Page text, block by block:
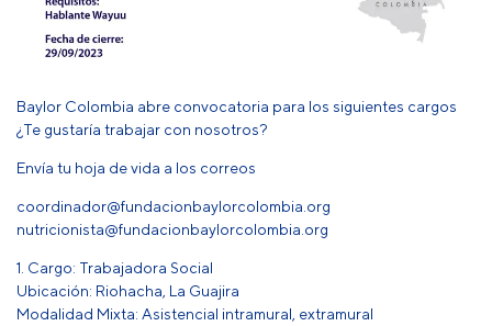
Baylor Colombia abre convocatoria para los siguientes cargos
¿Te gustaría trabajar con nosotros?
Envía tu hoja de vida a los correos
coordinador@fundacionbaylorcolombia.org
nutricionista@fundacionbaylorcolombia.org
1. Cargo: Trabajadora Social
Ubicación: Riohacha, La Guajira
Modalidad Mixta: Asistencial intramural, extramural